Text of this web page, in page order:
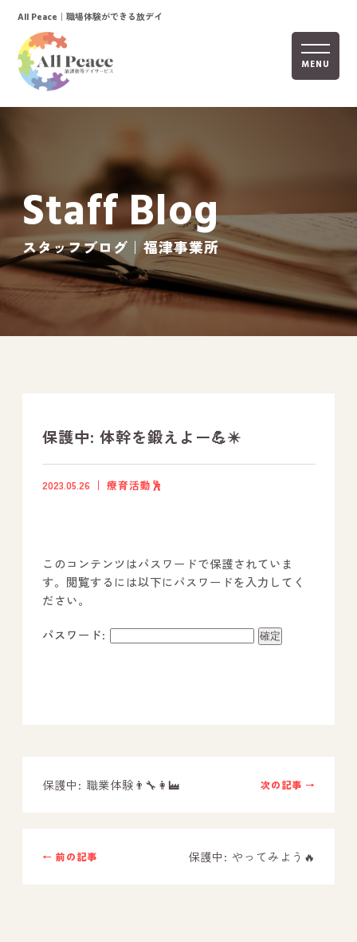
MENU
ホーム
活動内容
ご利用までの流れ
採用情報
自己評価表
社内行事
事業所のご案内
－ オールピース宗像事業所
－ オールピース福津事業所
スタッフブログ
－ 福津事業所のブログ
All Peace ｜職場体験ができる放デイ
Staff Blog
スタッフブログ｜福津事業所
保護中: 体幹を鍛えよー💪✴️
2023.05.26 療育活動🕺
このコンテンツはパスワードで保護されていま
す。閲覧するには以下にパスワードを入力してく
ださい。
パスワード:
次の記事 →
保護中: 職業体験👨‍🔧👩‍🏭
← 前の記事 保護中: やってみよう🔥